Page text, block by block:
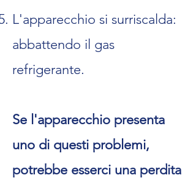
L'apparecchio si surriscalda:
abbattendo il gas
refrigerante.
Se l'apparecchio presenta
uno di questi problemi,
potrebbe esserci una perdita